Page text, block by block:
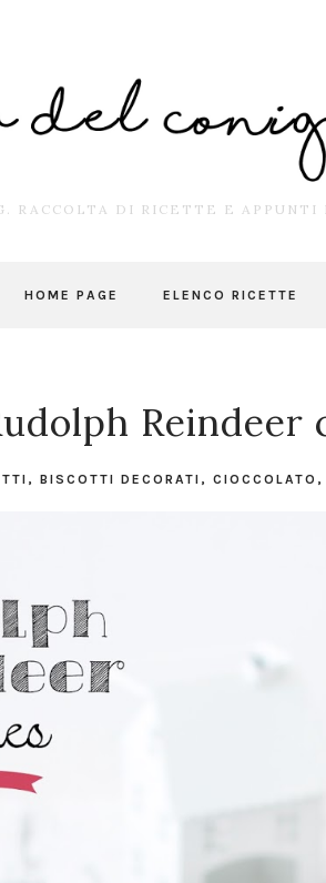
RACCOLTA DI RICETTE E APPUNTI
HOME PAGE ELENCO RICETTE
Reindeer
, BISCOTTI DECORATI , CIOCCOLATO ,